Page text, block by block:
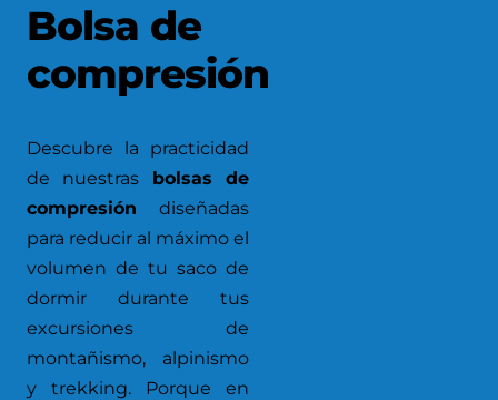
Bolsa de
compresión
Descubre la practicidad
de nuestras bolsas de
compresión diseñadas
para reducir al máximo el
volumen de tu saco de
dormir durante tus
excursiones de
montañismo, alpinismo
y trekking. Porque en